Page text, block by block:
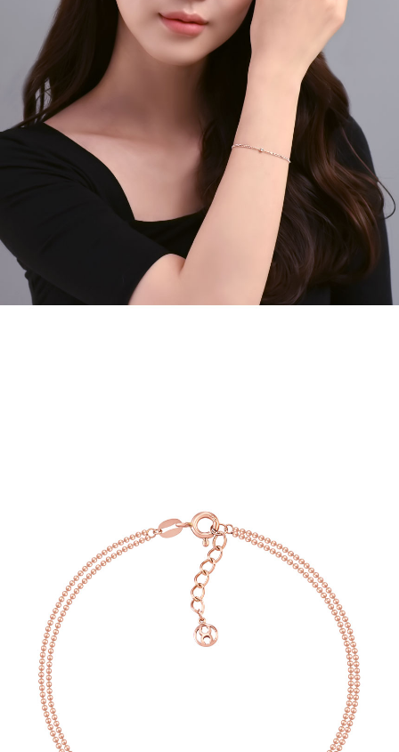
구매